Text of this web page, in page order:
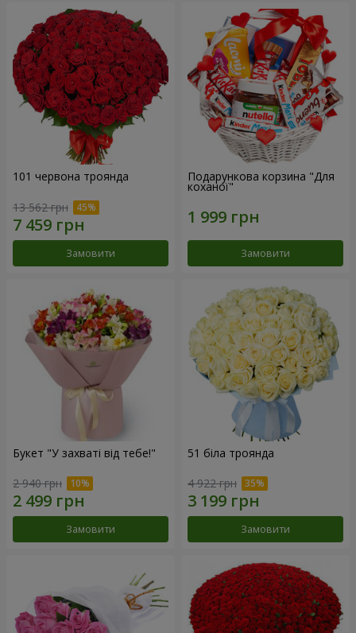
101 червона троянда
13 562 грн
Замовити
Подарункова корзина "Для
коханої"
Замовити
Букет "У захваті від тебе!"
2 940 грн
Замовити
51 біла троянда
4 922 грн
Замовити